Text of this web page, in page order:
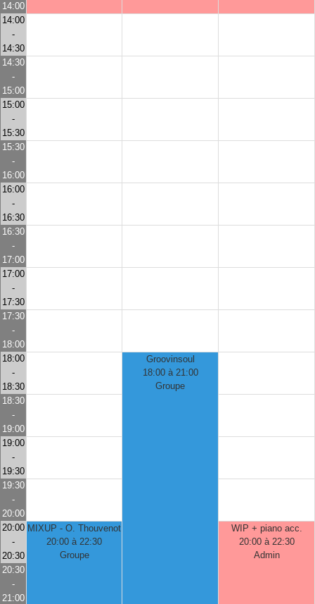
14:00
14:00
-
14:30
14:30
-
15:00
15:00
-
15:30
15:30
-
16:00
16:00
-
16:30
16:30
-
17:00
17:00
-
17:30
17:30
-
18:00
18:00
-
18:30
Groovinsoul
18:00 à 21:00
Groupe
18:30
-
19:00
19:00
-
19:30
19:30
-
20:00
20:00
-
20:30
MIXUP - O. Thouvenot
20:00 à 22:30
Groupe
WIP + piano acc.
20:00 à 22:30
Admin
20:30
-
21:00